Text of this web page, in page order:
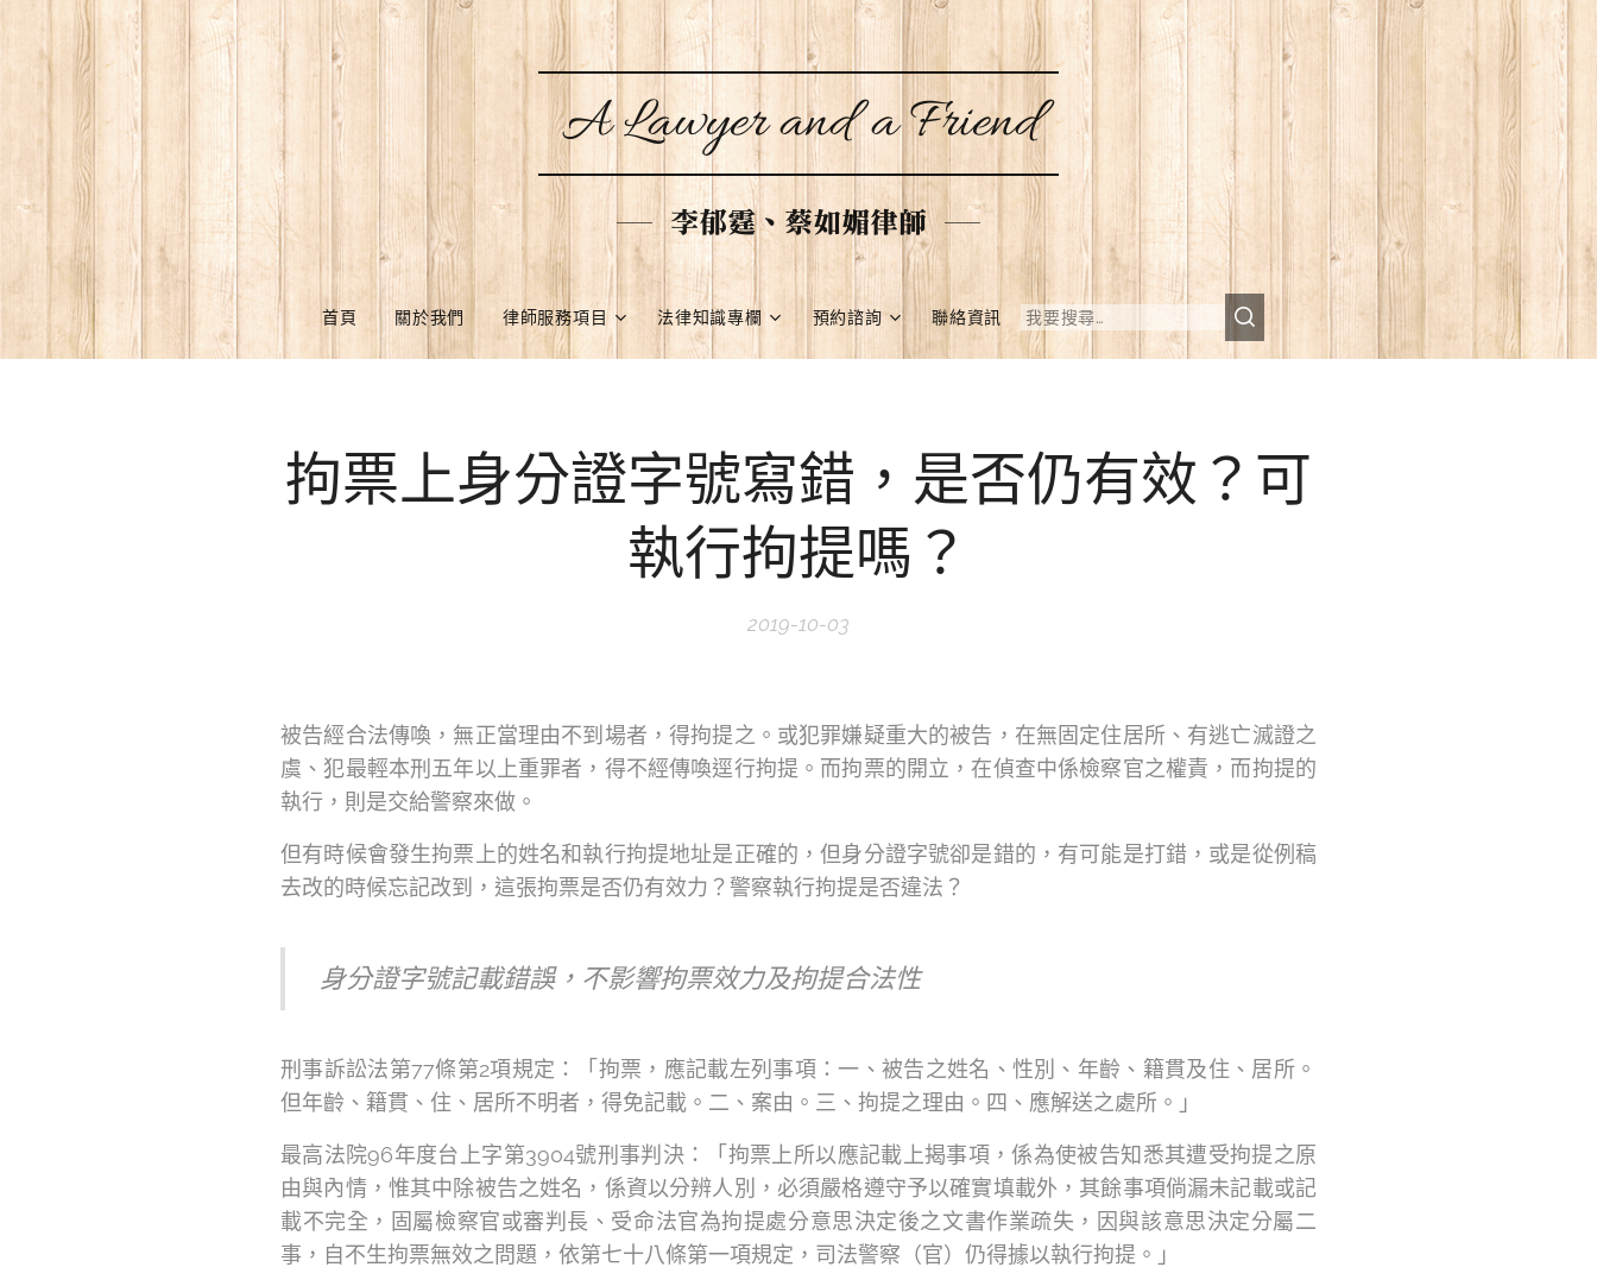
A Lawyer and a Friend
李郁霆、蔡如媚律師
首頁 關於我們 律師服務項目 法律知識專欄 預約諮詢 聯絡資訊
拘票上身分證字號寫錯，是否仍有效？可
執行拘提嗎？
2019-10-03
被告經合法傳喚，無正當理由不到場者，得拘提之。或犯罪嫌疑重大的被告，在無固定住居所、有逃亡滅證之
虞、犯最輕本刑五年以上重罪者，得不經傳喚逕行拘提。而拘票的開立，在偵查中係檢察官之權責，而拘提的
執行，則是交給警察來做。
但有時候會發生拘票上的姓名和執行拘提地址是正確的，但身分證字號卻是錯的，有可能是打錯，或是從例稿
去改的時候忘記改到，這張拘票是否仍有效力？警察執行拘提是否違法？
身分證字號記載錯誤，不影響拘票效力及拘提合法性
刑事訴訟法第77條第2項規定：「拘票，應記載左列事項：一、被告之姓名、性別、年齡、籍貫及住、居所。
但年齡、籍貫、住、居所不明者，得免記載。二、案由。三、拘提之理由。四、應解送之處所。」
最高法院96年度台上字第3904號刑事判決：「拘票上所以應記載上揭事項，係為使被告知悉其遭受拘提之原
由與內情，惟其中除被告之姓名，係資以分辨人別，必須嚴格遵守予以確實填載外，其餘事項倘漏未記載或記
載不完全，固屬檢察官或審判長、受命法官為拘提處分意思決定後之文書作業疏失，因與該意思決定分屬二
事，自不生拘票無效之問題，依第七十八條第一項規定，司法警察（官）仍得據以執行拘提。」